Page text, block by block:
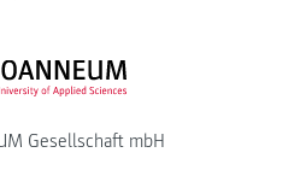
FH JOANNEUM Logo
Gesellschaft mbH